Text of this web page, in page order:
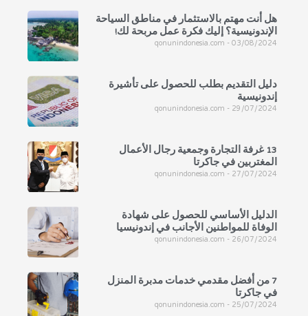
هل أنت مهتم بالاستثمار في مناطق السياحة
الإندونيسية؟ إليك فكرة عمل مربحة لك!
qonunindonesia.com 03/08/2024
دليل التقديم بطلب للحصول على تأشيرة
إندونيسية
qonunindonesia.com 29/07/2024
13 غرفة التجارة وجمعية رجال الأعمال
المغتربين في جاكرتا
qonunindonesia.com 27/07/2024
الدليل الأساسي للحصول على شهادة
الوفاة للمواطنين الأجانب في إندونيسيا
qonunindonesia.com 26/07/2024
7 من أفضل مقدمي خدمات مدبرة المنزل
في جاكرتا
qonunindonesia.com 25/07/2024